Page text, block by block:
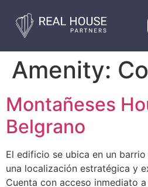
Amenity:
Montañeses
Belgrano
El edificio se ubica en un
una localización estratégica y
Cuenta con acceso inmediato